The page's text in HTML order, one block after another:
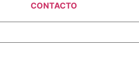
CONTACTO